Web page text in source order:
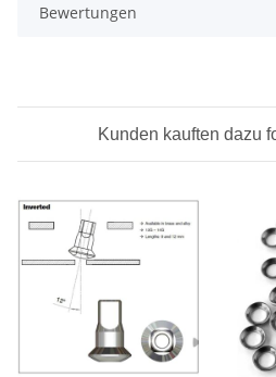
Bewertungen
Kunden kauften dazu